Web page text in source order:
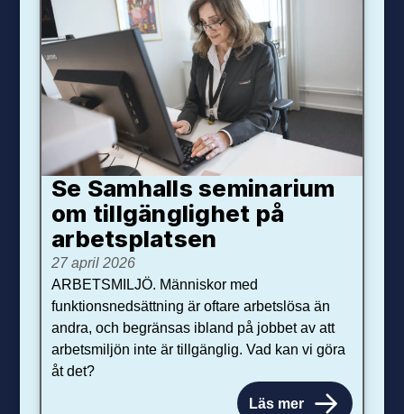
Se Samhalls seminarium
om tillgänglighet på
arbetsplatsen
27 april 2026
ARBETSMILJÖ. Människor med
funktionsnedsättning är oftare arbetslösa än
andra, och begränsas ibland på jobbet av att
arbetsmiljön inte är tillgänglig. Vad kan vi göra
åt det?
Läs mer